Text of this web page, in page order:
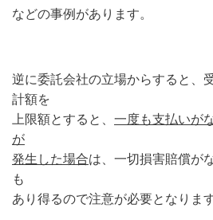
などの事例があります。
逆に委託会社の立場からすると、
計額を
上限額とすると、 一度も支払いが
が
発生した場合は、一切損害賠償が
も
あり得るので注意が必要となります